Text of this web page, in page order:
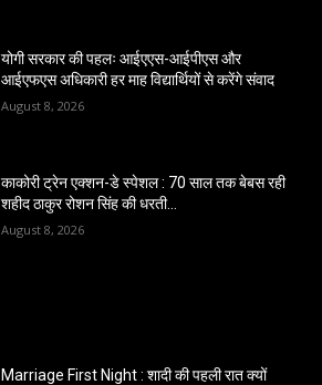
योगी सरकार की पहलः आईएएस-आईपीएस और
आईएफएस अधिकारी हर माह विद्यार्थियों से करेंगे संवाद
August 8, 2026
काकोरी ट्रेन एक्शन-डे स्पेशल : 70 साल तक बेबस रही
शहीद ठाकुर रोशन सिंह की धरती…
August 8, 2026
Marriage First Night : शादी की पहली रात क्यों